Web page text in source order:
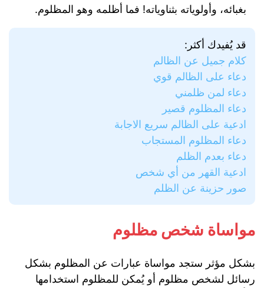
بغبائه، وأولوياته بثناوياته! فما أظلمه وهو المظلوم.
قد يُفيدك أكثر:
كلام جميل عن الظالم
دعاء على الظالم قوي
دعاء لمن ظلمني
دعاء المظلوم قصير
ادعية على الظالم سريع الاجابة
دعاء المظلوم المستجاب
دعاء بعدم الظلم
ادعية القهر من أي شخص
صور حزينة عن الظلم
مواساة شخص مظلوم
بشكل مؤثر ستجد مواساة عبارات عن المظلوم بشكل
رسائل لشخص مظلوم أو يُمكن للمظلوم استخدامها